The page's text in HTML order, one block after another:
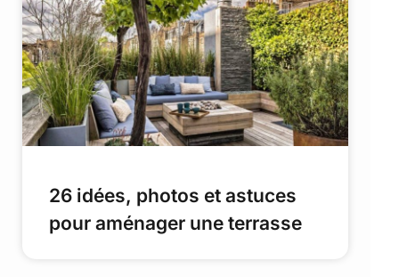
26 idées, photos et astuces
pour aménager une terrasse